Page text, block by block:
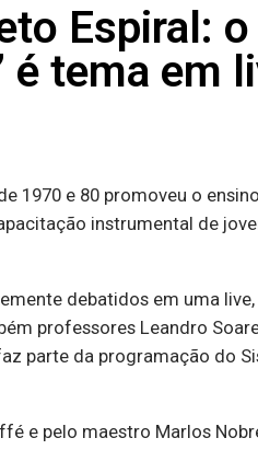
Espiral:
é tema em
1970 e 80 promoveu o
instrumental de
debatidos em uma
professores Leandro
parte da programação do
e pelo maestro Marlos